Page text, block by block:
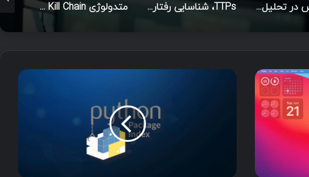
مدل الماس در تحلیل نفوذ TTPs، شناسایی رفتاری مهاجم و شاخص‌های نفوذ در امنیت سایبری متدولوژی Cyber Kill Chain
P